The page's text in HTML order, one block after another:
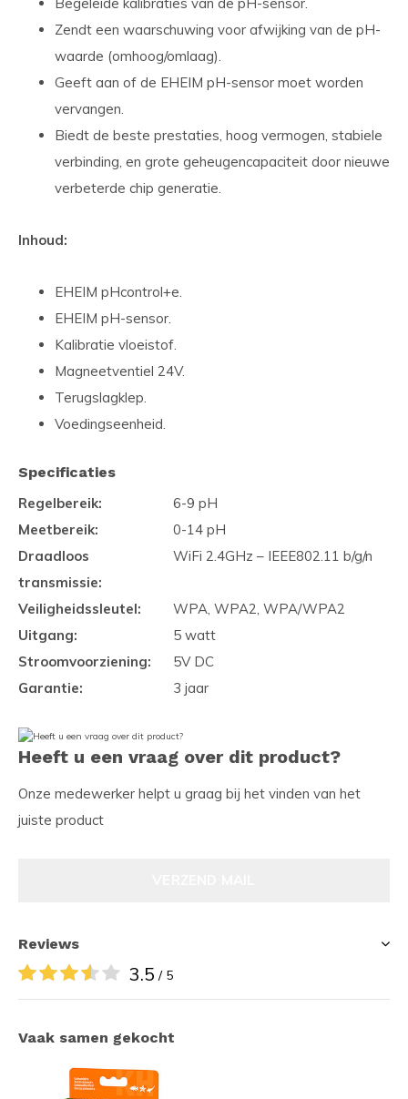
Zendt een waarschuwing voor afwijking van de pH-
waarde (omhoog/omlaag).
Geeft aan of de EHEIM pH-sensor moet worden
vervangen.
Biedt de beste prestaties, hoog vermogen, stabiele
verbinding, en grote geheugencapaciteit door nieuwe
verbeterde chip generatie.
Inhoud:
EHEIM pHcontrol+e.
EHEIM pH-sensor.
Kalibratie vloeistof.
Magneetventiel 24V.
Terugslagklep.
Voedingseenheid.
Specificaties
Regelbereik:
6-9 pH
Meetbereik:
0-14 pH
Draadloos
transmissie:
WiFi 2.4GHz – IEEE802.11 b/g/n
Veiligheidssleutel:
WPA, WPA2, WPA/WPA2
Uitgang:
5 watt
Stroomvoorziening:
5V DC
Garantie:
3 jaar
Heeft u een vraag over dit product?
Onze medewerker helpt u graag bij het vinden van het
juiste product
Reviews
3.5 / 5
Vaak samen gekocht